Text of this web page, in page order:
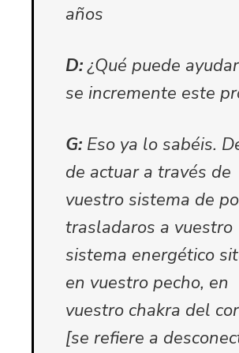
años
D:¿Qué puede
se incremente este
G: Eso ya lo sabéis.
de actuar a través de
vuestro sistema de
trasladaros a vuestro
sistema energético
en vuestro pecho, en
vuestro chakra del
[se refiere a